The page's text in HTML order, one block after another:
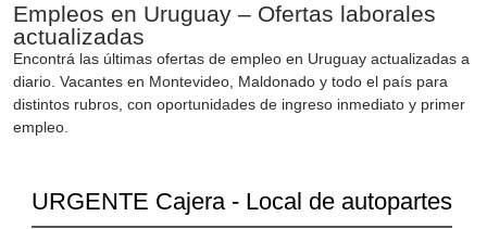
Empleos en Uruguay – Ofertas laborales
actualizadas
Encontrá las últimas ofertas de empleo en Uruguay actualizadas a
diario. Vacantes en Montevideo, Maldonado y todo el país para
distintos rubros, con oportunidades de ingreso inmediato y primer
empleo.
URGENTE Cajera - Local de autopartes